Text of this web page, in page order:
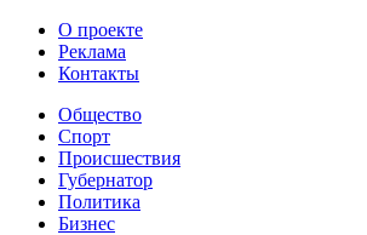
О проекте
Реклама
Контакты
Общество
Спорт
Происшествия
Губернатор
Политика
Бизнес